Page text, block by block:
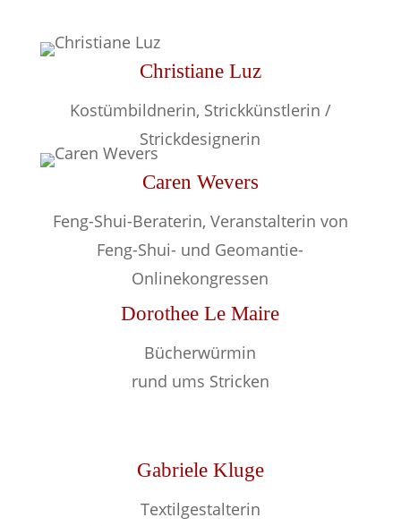
Christiane Luz
Kostümbildnerin, Strickkünstlerin /
Strickdesignerin
Caren Wevers
Feng-Shui-Beraterin, Veranstalterin von
Feng-Shui- und Geomantie-
Onlinekongressen
Dorothee Le Maire
Bücherwürmin
rund ums Stricken
Gabriele Kluge
Textilgestalterin